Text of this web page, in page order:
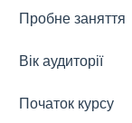
Пробне заняття
Вік аудиторії
Початок курсу